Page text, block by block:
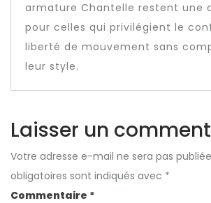
armature Chantelle restent une
pour celles qui privilégient le
liberté de mouvement sans
leur style.
Laisser un
Votre adresse e-mail ne sera pas
obligatoires sont indiqués avec *
Commentaire *